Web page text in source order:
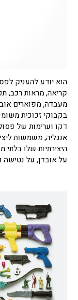
הוא יודע להעניק
קריאה, מראות רכב,
מעבדה, מפוארים
בקבוקי זכוכית
דקו וערימות של
אנגליה, משמשות
היצירתיות שלו בלתי
על אובדן, על נטישה